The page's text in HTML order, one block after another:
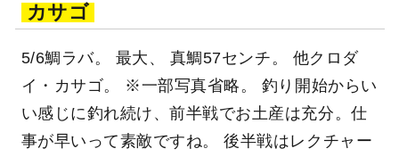
カサゴ
5/6鯛ラバ。 最大、 真鯛57センチ。 他クロダ
イ・カサゴ。 ※一部写真省略。 釣り開始からい
い感じに釣れ続け、前半戦でお土産は充分。仕
事が早いって素敵ですね。 後半戦はレクチャー